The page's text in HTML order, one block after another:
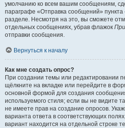
умолчанию ко всем вашим сообщениям,
параграфе «Отправка сообщений»
разделе. Несмотря на это, вы сможете
отдельных сообщениях, убрав флажок
отправки сообщения.
Вернуться к началу
Как мне создать опрос?
При создании темы или редактировании
щёлкните на вкладке или перейдите в
основной формой для создания
используемого стиля; если вы не видите
не имеете прав на создание опросов.
варианта ответа в соответствующих
вариант находится на отдельной строке